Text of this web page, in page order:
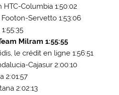
HTC-Columbia 1:50:02
Servetto 1:53:06
Milram 1:55:55
le crédit en ligne 1:56:51
Cajasur 2:00:10
2:01:57
2:02:13